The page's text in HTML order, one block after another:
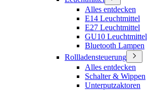
Alles entdecken
E14 Leuchtmittel
E27 Leuchtmittel
GU10 Leuchtmittel
Bluetooth Lampen
Rollladensteuerung
Alles entdecken
Schalter & Wippen
Unterputzaktoren